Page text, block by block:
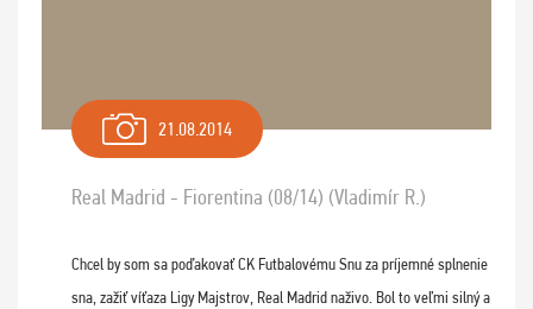
21.08.2014
Real Madrid - Fiorentina (08/14) (Vladimír R.)
Chcel by som sa poďakovať CK Futbalovému Snu za príjemné splnenie
sna, zažiť víťaza Ligy Majstrov, Real Madrid naživo. Bol to veľmi silný a